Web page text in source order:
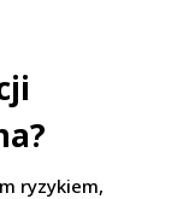
ryzykiem,